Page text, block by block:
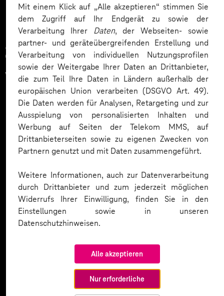
Mit einem Klick auf „Alle akzeptieren“ stimmen Sie
dem Zugriff auf Ihr Endgerät zu sowie der
Verarbeitung Ihrer Daten, der Webseiten- sowie
partner- und geräteübergreifenden Erstellung und
Verarbeitung von individuellen Nutzungsprofilen
sowie der Weitergabe Ihrer Daten an Drittanbieter,
die zum Teil Ihre Daten in Ländern außerhalb der
europäischen Union verarbeiten (DSGVO Art. 49).
Die Daten werden für Analysen, Retargeting und zur
Ausspielung von personalisierten Inhalten und
Werbung auf Seiten der Telekom MMS, auf
Drittanbieterseiten sowie zu eigenen Zwecken von
Partnern genutzt und mit Daten zusammengeführt.
Weitere Informationen, auch zur Datenverarbeitung
durch Drittanbieter und zum jederzeit möglichen
Widerrufs Ihrer Einwilligung, finden Sie in den
Einstellungen sowie in unseren
Datenschutzhinweisen.
Alle akzeptieren
Nur erforderliche
Zahlreiche Unternehmen
vertrauen auf unsere
Expertise. Hier eine Auswahl: